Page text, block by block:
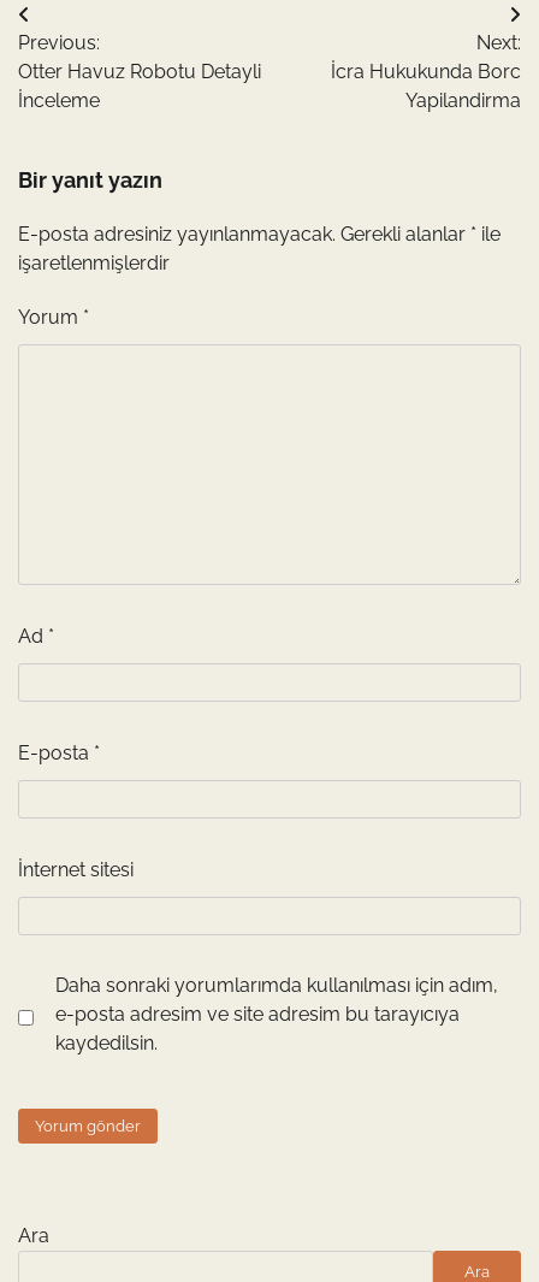
Yazı
gezinmesi
Previous:
Otter Havuz Robotu Detayli
İnceleme
Next:
İcra Hukukunda Borc
Yapilandirma
Bir yanıt yazın
E-posta adresiniz yayınlanmayacak. Gerekli alanlar * ile
işaretlenmişlerdir
Yorum *
Ad *
E-posta *
İnternet sitesi
Daha sonraki yorumlarımda kullanılması için adım,
e-posta adresim ve site adresim bu tarayıcıya
kaydedilsin.
Ara
Ara